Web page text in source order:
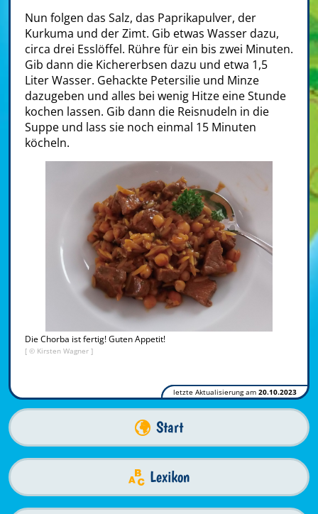
Nun folgen das Salz, das Paprikapulver, der
Kurkuma und der Zimt. Gib etwas Wasser dazu,
circa drei Esslöffel. Rühre für ein bis zwei Minuten.
Gib dann die Kichererbsen dazu und etwa 1,5
Liter Wasser. Gehackte Petersilie und Minze
dazugeben und alles bei wenig Hitze eine Stunde
kochen lassen. Gib dann die Reisnudeln in die
Suppe und lass sie noch einmal 15 Minuten
köcheln.
Die Chorba ist fertig! Guten Appetit!
[ © Kirsten Wagner ]
letzte Aktualisierung am 20.10.2023
Start
Lexikon